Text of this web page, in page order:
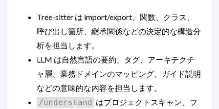
Tree-sitter は import/export、関数、クラス、
呼び出し箇所、継承関係などの決定的な構造分
析を担当します。
LLM は自然言語の要約、タグ、アーキテクチ
ャ層、業務ドメインのマッピング、ガイド説明
などの意味的な内容を担当します。
/understand はプロジェクトスキャン、フ